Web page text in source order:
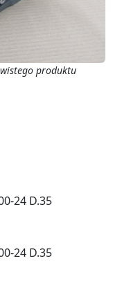
produktu
24 D.35
24 D.35